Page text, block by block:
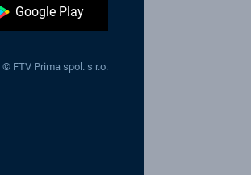
Google Play
© FTV Prima spol. s r.o.